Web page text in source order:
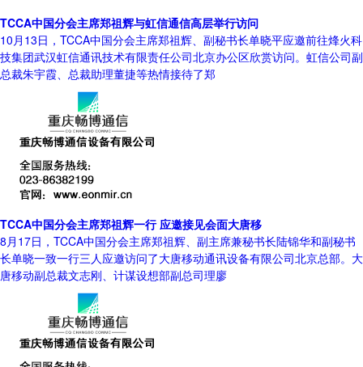
TCCA中国分会主席郑祖辉与虹信通信高层举行访问
10月13日，TCCA中国分会主席郑祖辉、副秘书长单晓平应邀前往烽火科
技集团武汉虹信通讯技术有限责任公司北京办公区欣赏访问。虹信公司副
总裁朱宇霞、总裁助理董捷等热情接待了郑
TCCA中国分会主席郑祖辉一行 应邀接见会面大唐移
8月17日，TCCA中国分会主席郑祖辉、副主席兼秘书长陆锦华和副秘书
长单晓一致一行三人应邀访问了大唐移动通讯设备有限公司北京总部。大
唐移动副总裁文志刚、计谋设想部副总司理廖